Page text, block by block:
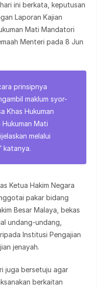
ini berkata, keputusan
Laporan Kajian
Mati Mandatori
Menteri pada 8 Jun
prinsipnya
maklum syor-
Khas Hukuman
Mati
melalui
katanya.
Ketua Hakim Negara
pakar bidang
Besar Malaya, bekas
undang-undang,
Institusi Pengajian
jenayah.
juga bersetuju agar
berkaitan